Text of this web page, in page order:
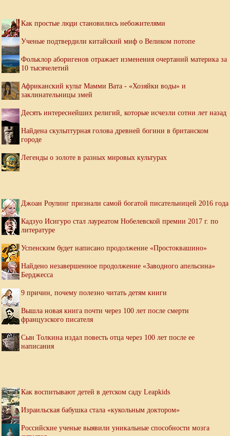
Как простые люди становились небожителями
Ученые подтвердили китайский миф о Великом потопе
Фольклор аборигенов отражает изменения очертаний материка за
10 тысячелетий
Африканский культ Мамми Вата - «Хозяйки воды» и
заклинательницы змей
Десять интереснейших религий, которые исчезли сотни лет назад
Найдена скульптурная голова древней богини в британском
городе
Легенды о золоте в разных мировых культурах
Джоан Роулинг признали самой богатой писательницей 2016 года
Кадзуо Исигуро стал лауреатом Нобелевской премии 2017 г. по
литературе
Успенским будет написано продолжение «Простоквашино»
Найдено незавершенное продолжение «Заводного апельсина»
Берджесса
9 причин, почему полезно читать детям книги
Вышла новая книга почти через 100 лет после смерти
французского писателя
Сын Толкина издал повесть отца через 100 лет после ее
написания
Как воспитывают детей в детском саду Leapkids
Израильская бабушка стала «кукольным доктором»
Российские ученые выявили уникальные способности мозга